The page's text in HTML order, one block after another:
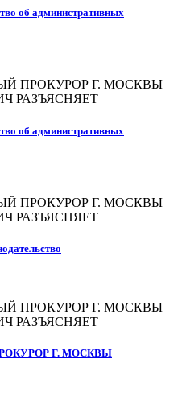
об административных
ПРОКУРОР Г. МОСКВЫ
РАЗЪЯСНЯЕТ
об административных
ПРОКУРОР Г. МОСКВЫ
РАЗЪЯСНЯЕТ
ПРОКУРОР Г. МОСКВЫ
РАЗЪЯСНЯЕТ
Г. МОСКВЫ